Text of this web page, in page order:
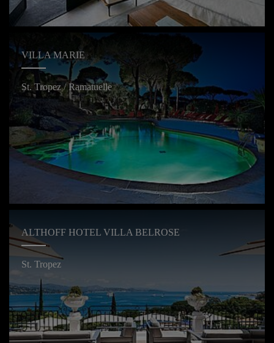
VILLA MARIE
St. Tropez / Ramatuelle
ALTHOFF HOTEL VILLA BELROSE
St. Tropez